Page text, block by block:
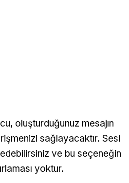
oluşturduğunuz mesajın
sağlayacaktır. Sesi
ve bu seçeneğin
yoktur.